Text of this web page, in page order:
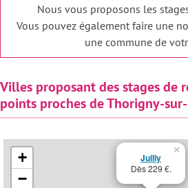
Nous vous proposons les
Vous pouvez également faire une
une commune de
Villes proposant des stages de
points proches de Thorigny-
Juilly
Dès 229 €.
×
+
−